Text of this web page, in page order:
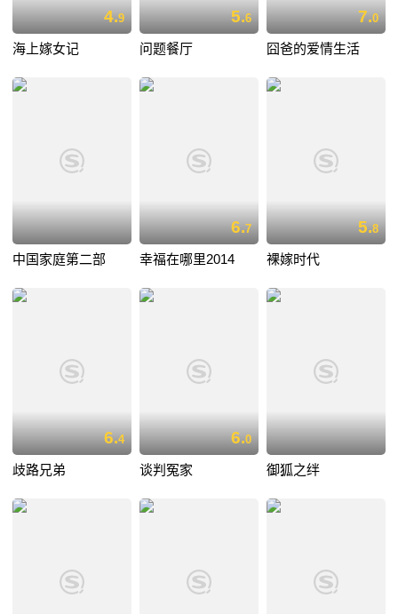
4.9
海上嫁女记
5.6
问题餐厅
7.0
囧爸的爱情生活
中国家庭第二部
6.7
幸福在哪里2014
5.8
裸嫁时代
6.4
歧路兄弟
6.0
谈判冤家 御狐之绊